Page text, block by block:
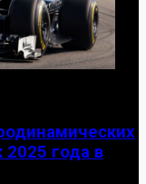
2025 года в